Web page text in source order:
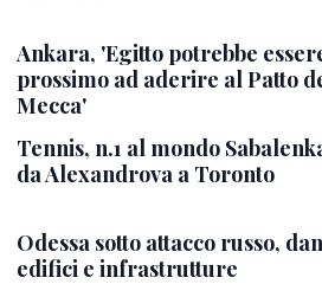
Ankara, 'Egitto potrebbe
prossimo ad aderire al Patto
Mecca'
Tennis, n.1 al mondo
da Alexandrova a Toronto
Odessa sotto attacco russo,
edifici e infrastrutture